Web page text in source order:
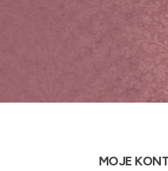
MOJE